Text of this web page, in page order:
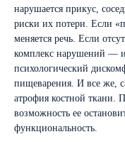
нарушается прикус,
риски их потери. Если
меняется речь. Если
комплекс нарушений —
психологический
пищеварения. И все же,
атрофия костной ткани.
возможность ее
функциональность.